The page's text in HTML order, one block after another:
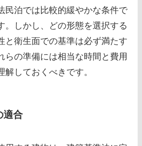
民泊では比較的緩やかな条件で
。しかし、どの形態を選択する
と衛生面での基準は必ず満たす
らの準備には相当な時間と費用
解しておくべきです。
適合